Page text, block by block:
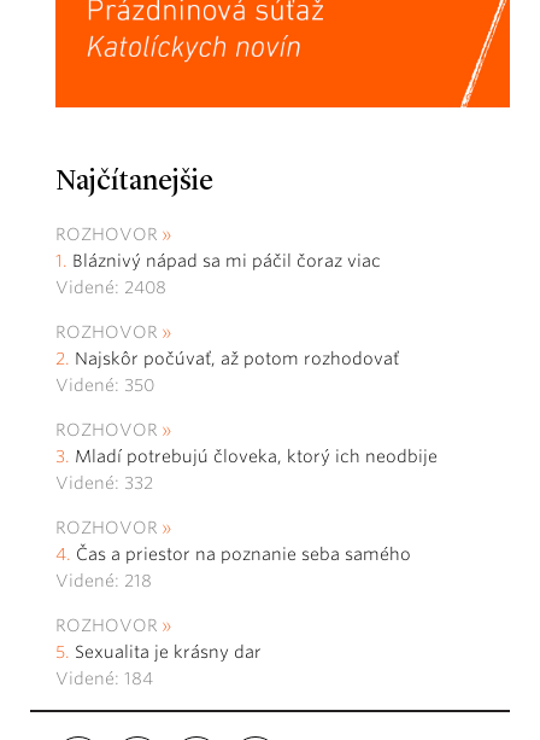
Najčítanejšie
ROZHOVOR
Bláznivý nápad sa mi páčil čoraz viac
Videné: 2408
ROZHOVOR
Najskôr počúvať, až potom rozhodovať
Videné: 350
ROZHOVOR
Mladí potrebujú človeka, ktorý ich neodbije
Videné: 332
ROZHOVOR
Čas a priestor na poznanie seba samého
Videné: 218
ROZHOVOR
Sexualita je krásny dar
Videné: 184